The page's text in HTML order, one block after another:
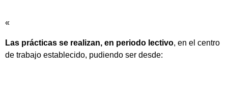
«
Las prácticas se realizan, en periodo lectivo, en el centro
de trabajo establecido, pudiendo ser desde: